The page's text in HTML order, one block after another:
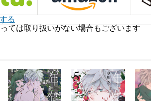
る
ては取り扱いがない場合もございます